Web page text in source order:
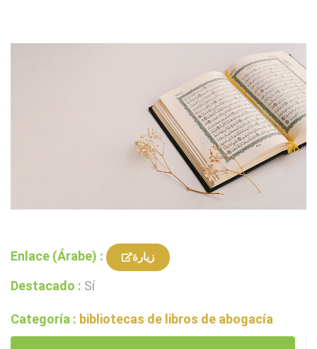
Enlace (Árabe) : زيارة
Destacado : Sí
Categoría : bibliotecas de libros de abogacía